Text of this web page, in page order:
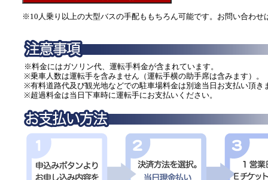
※10人乗り以上の大型バスの手配ももちろん可能です。お問い合わせ
※料金にはガソリン代、運転手料金が含まれています。
※乗車人数は運転手を含みません（運転手横の助手席は含みます）。
※有料道路代及び観光地などでの駐車場料金は別途当日お支払い頂き
※超過料金は当日下車時に運転手にお支払いください。